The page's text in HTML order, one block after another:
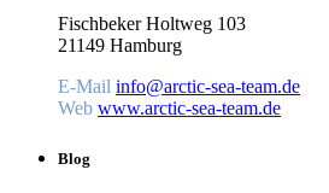
Fischbeker Holtweg 103
21149 Hamburg
E-Mail info@arctic-sea-team.de
Web www.arctic-sea-team.de
Blog